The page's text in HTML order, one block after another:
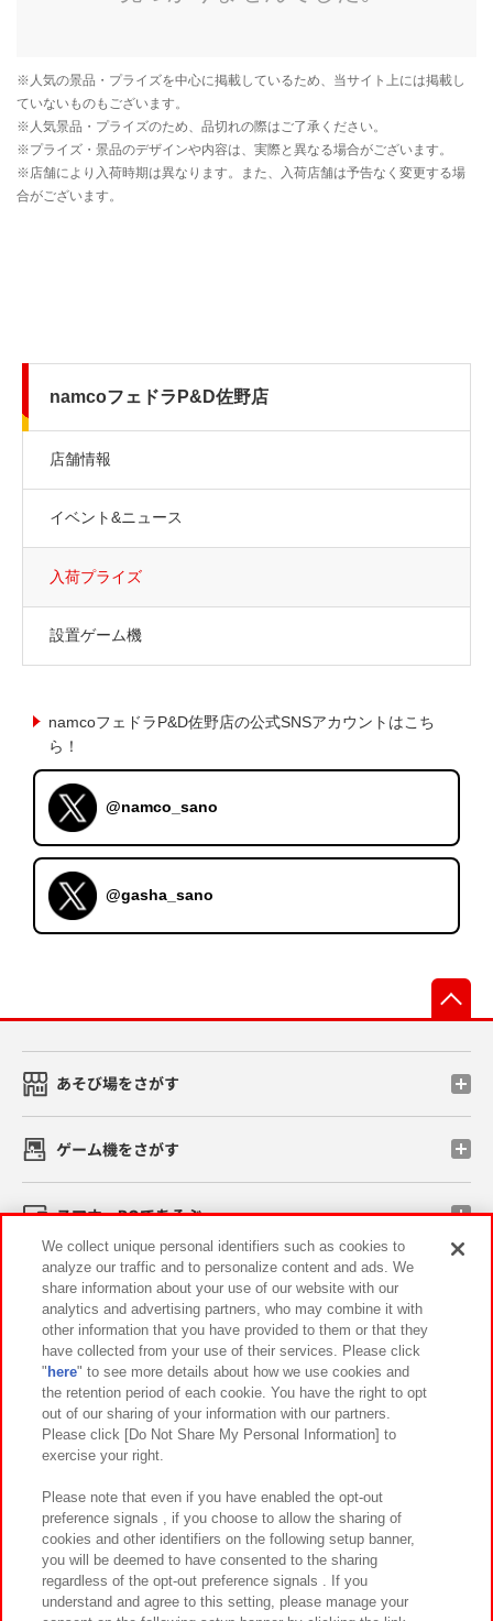
namcoフェドラP&D佐野店
店舗情報
イベント&ニュース
入荷プライズ
設置ゲーム機
namcoフェドラP&D佐野店の公式SNSアカウントはこち
ら！
@namco_sano
@gasha_sano
あそび場をさがす
ゲーム機をさがす
スマホ・PCであそぶ
イベント・キャンペーン
関連会社 サステナビリティ サイトポリシー
プライバシーポリシー ウェブアクセシビリティ方針と検証結果
お取引先さまとともに
カスタマーハラスメント対応方針 よくあるご質問・お問い合わせ
We collect unique personal identifiers such as cookies to
analyze our traffic and to personalize content and ads. We
share information about your use of our website with our
analytics and advertising partners, who may combine it with
other information that you have provided to them or that they
have collected from your use of their services. Please click
" here" to see more details about how we use cookies and
the retention period of each cookie. You have the right to opt
out of our sharing of your information with our partners.
Please click [Do Not Share My Personal Information] to
exercise your right.
Please note that even if you have enabled the opt-out
preference signals , if you choose to allow the sharing of
cookies and other identifiers on the following setup banner,
you will be deemed to have consented to the sharing
regardless of the opt-out preference signals . If you
understand and agree to this setting, please manage your